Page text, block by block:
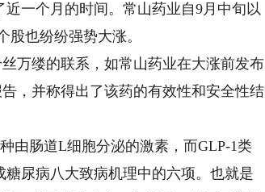
一个月的时间。常山药业自9月中旬以
也纷纷强势大涨。
万缕的联系，如常山药业在大涨前发布
，并称得出了该药的有效性和安全性结
肠道L细胞分泌的激素，而GLP-1类
尿病八大致病机理中的六项。也就是